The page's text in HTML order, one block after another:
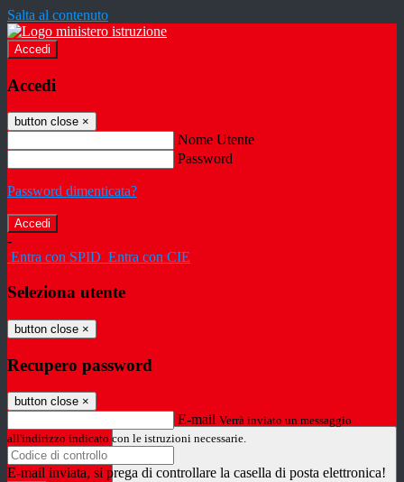
Salta al contenuto
Accedi
Accedi
button close ×
Nome Utente
Password
Password dimenticata?
-
Entra con SPID Entra con CIE
Seleziona utente
button close ×
Recupero password
button close ×
E-mail Verrà inviato un messaggio
all'indirizzo indicato con le istruzioni necessarie.
E-mail inviata, si prega di controllare la casella di posta elettronica!